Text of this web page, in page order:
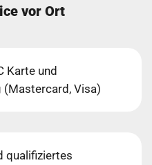
vor Ort
Karte und
(Mastercard, Visa)
qualifiziertes